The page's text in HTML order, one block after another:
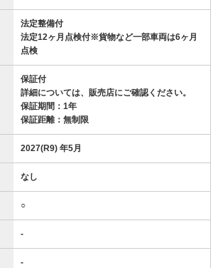
法定整備付
法定12ヶ月点検付※貨物など一部車両は6ヶ月
点検
保証付
詳細については、販売店にご確認ください。
保証期間：1年
保証距離：無制限
2027(R9) 年5月
なし
○
-
-